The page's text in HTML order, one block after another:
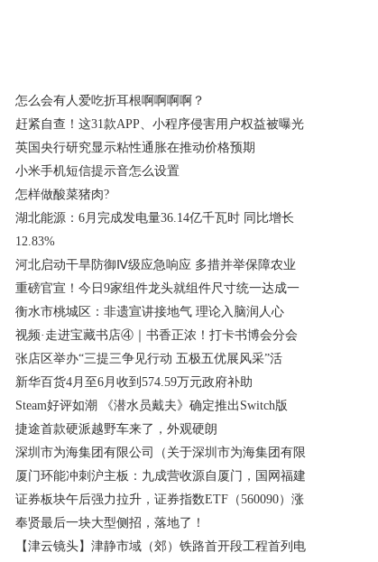
怎么会有人爱吃折耳根啊啊啊啊？
赶紧自查！这31款APP、小程序侵害用户权益被曝光
英国央行研究显示粘性通胀在推动价格预期
小米手机短信提示音怎么设置
怎样做酸菜猪肉?
湖北能源：6月完成发电量36.14亿千瓦时 同比增长
12.83%
河北启动干旱防御Ⅳ级应急响应 多措并举保障农业
重磅官宣！今日9家组件龙头就组件尺寸统一达成一
衡水市桃城区：非遗宣讲接地气 理论入脑润人心
视频·走进宝藏书店④｜书香正浓！打卡书博会分会
张店区举办“三提三争见行动 五极五优展风采”活
新华百货4月至6月收到574.59万元政府补助
Steam好评如潮 《潜水员戴夫》确定推出Switch版
捷途首款硬派越野车来了，外观硬朗
深圳市为海集团有限公司（关于深圳市为海集团有限
厦门环能冲刺沪主板：九成营收源自厦门，国网福建
证券板块午后强力拉升，证券指数ETF（560090）涨
奉贤最后一块大型侧招，落地了！
【津云镜头】津静市域（郊）铁路首开段工程首列电